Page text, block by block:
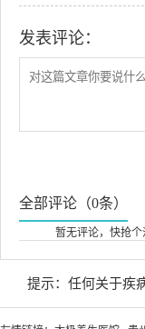
发表评论：
全部评论（0条）
暂无评论，快抢个
提示：任何关于疾